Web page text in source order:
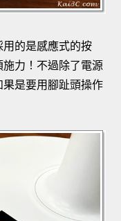
的是感應式的按
力！不過除了電源
是要用腳趾頭操作